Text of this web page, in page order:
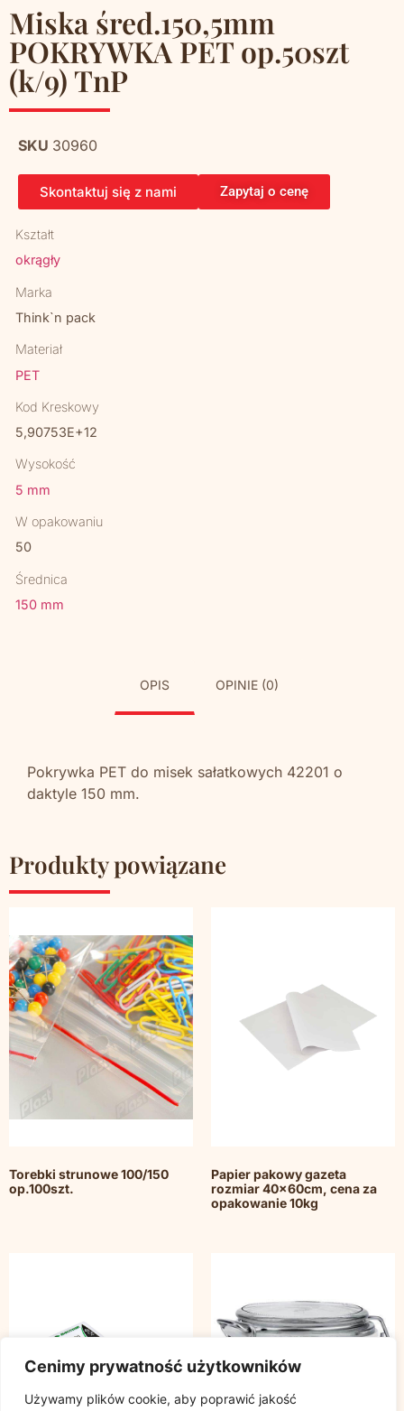
Cenimy prywatność użytkowników
Używamy plików cookie, aby poprawić jakość
Miska śred.150,5mm
POKRYWKA PET op.50szt
(k/9) TnP
SKU 30960
Skontaktuj się z nami Zapytaj o cenę
Kształt
okrągły
Marka
Think`n pack
Materiał
PET
Kod Kreskowy
5,90753E+12
Wysokość
5 mm
W opakowaniu
50
Średnica
150 mm
OPIS OPINIE (0)
Pokrywka PET do misek sałatkowych 42201 o
daktyle 150 mm.
Produkty powiązane
Torebki strunowe 100/150
op.100szt.
Papier pakowy gazeta
rozmiar 40x60cm, cena za
opakowanie 10kg